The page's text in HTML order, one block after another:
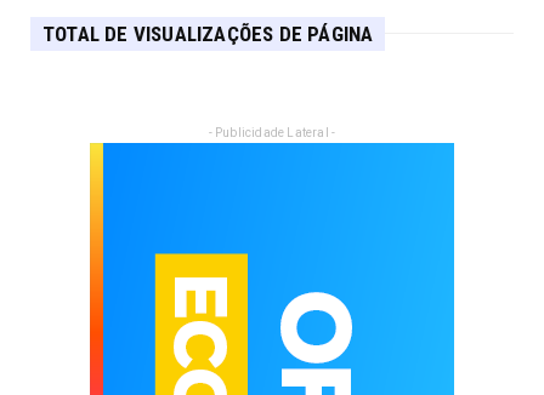
TOTAL DE VISUALIZAÇÕES DE PÁGINA
- Publicidade Lateral -